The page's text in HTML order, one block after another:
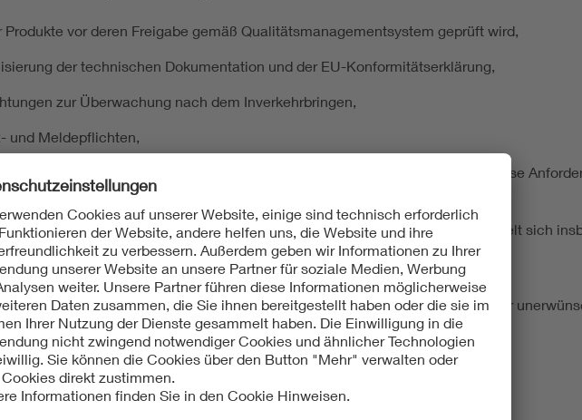
vor deren Freigabe gemäß Qualitätsmanagementsystem geprüft wird,
der technischen Dokumentation und der EU-Konformitätserklärung,
zur Überwachung nach dem Inverkehrbringen,
und Meldepflichten,
Prüfungen bzw. Leistungsstudien. Bei In-vitro-Diagnostika gelten diese
einschlägigen Bestimmungen der MDR bzw. IVDR konkretisiert. Es handelt sich
und Sicherheitskorrekturmaßnahmen im Feld,
des Schweregrades nicht schwerwiegender Vorkommnisse oder erwarteter
und Sicherheitskorrekturmaßnahmen im Feld,
Risikobewertung auf Verlangen einer zuständigen Behörde und